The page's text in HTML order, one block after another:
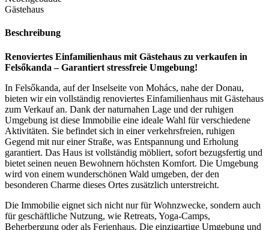
Gästehaus
Beschreibung
Renoviertes Einfamilienhaus mit Gästehaus zu verkaufen in
Felsőkanda – Garantiert stressfreie Umgebung!
In Felsőkanda, auf der Inselseite von Mohács, nahe der Donau,
bieten wir ein vollständig renoviertes Einfamilienhaus mit Gästehaus
zum Verkauf an. Dank der naturnahen Lage und der ruhigen
Umgebung ist diese Immobilie eine ideale Wahl für verschiedene
Aktivitäten. Sie befindet sich in einer verkehrsfreien, ruhigen
Gegend mit nur einer Straße, was Entspannung und Erholung
garantiert. Das Haus ist vollständig möbliert, sofort bezugsfertig und
bietet seinen neuen Bewohnern höchsten Komfort. Die Umgebung
wird von einem wunderschönen Wald umgeben, der den
besonderen Charme dieses Ortes zusätzlich unterstreicht.
Die Immobilie eignet sich nicht nur für Wohnzwecke, sondern auch
für geschäftliche Nutzung, wie Retreats, Yoga-Camps,
Beherbergung oder als Ferienhaus. Die einzigartige Umgebung und